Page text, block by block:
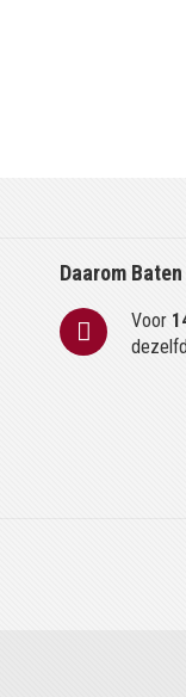
Daarom Baten
Voor